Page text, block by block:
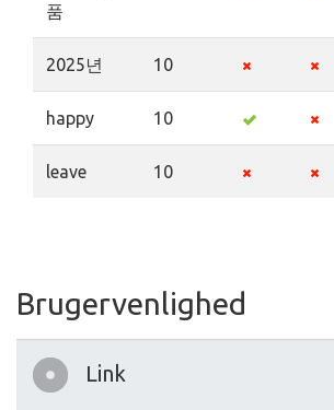
품
2025년 10
happy 10
leave 10
Brugervenlighed
Link